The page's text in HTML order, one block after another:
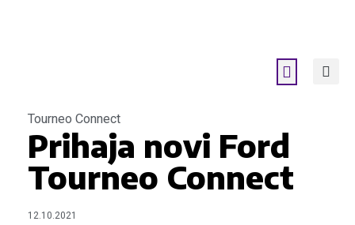
Tourneo Connect
Prihaja novi Ford
Tourneo Connect
12.10.2021